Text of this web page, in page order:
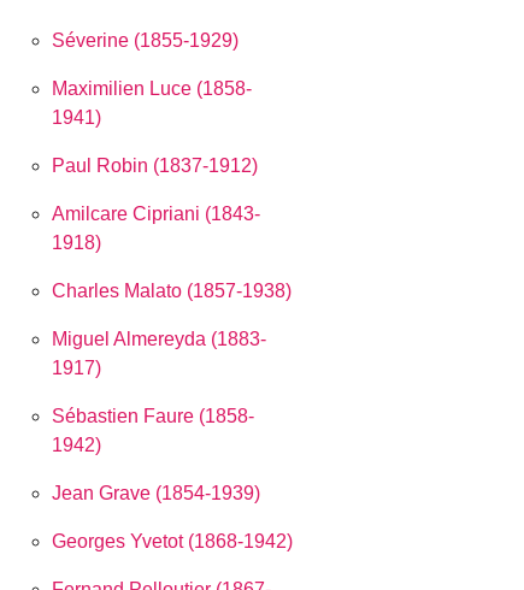
Séverine (1855-1929)
Maximilien Luce (1858-
1941)
Paul Robin (1837-1912)
Amilcare Cipriani (1843-
1918)
Charles Malato (1857-1938)
Miguel Almereyda (1883-
1917)
Sébastien Faure (1858-
1942)
Jean Grave (1854-1939)
Georges Yvetot (1868-1942)